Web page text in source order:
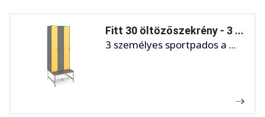
Fitt 30 öltözőszekrény - 3 ...
3 személyes sportpados a ...